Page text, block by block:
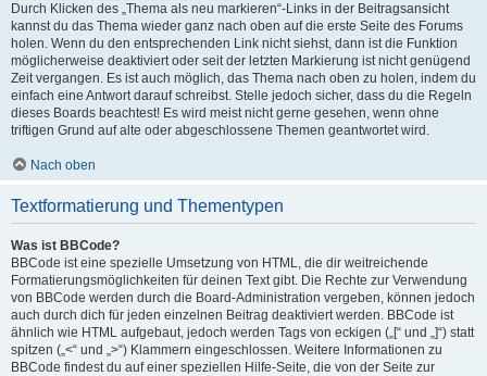
Durch Klicken des „Thema als neu markieren“-Links in der Beitragsansicht
kannst du das Thema wieder ganz nach oben auf die erste Seite des Forums
holen. Wenn du den entsprechenden Link nicht siehst, dann ist die Funktion
möglicherweise deaktiviert oder seit der letzten Markierung ist nicht genügend
Zeit vergangen. Es ist auch möglich, das Thema nach oben zu holen, indem du
einfach eine Antwort darauf schreibst. Stelle jedoch sicher, dass du die Regeln
dieses Boards beachtest! Es wird meist nicht gerne gesehen, wenn ohne
triftigen Grund auf alte oder abgeschlossene Themen geantwortet wird.
Nach oben
Textformatierung und Thementypen
Was ist BBCode?
BBCode ist eine spezielle Umsetzung von HTML, die dir weitreichende
Formatierungsmöglichkeiten für deinen Text gibt. Die Rechte zur Verwendung
von BBCode werden durch die Board-Administration vergeben, können jedoch
auch durch dich für jeden einzelnen Beitrag deaktiviert werden. BBCode ist
ähnlich wie HTML aufgebaut, jedoch werden Tags von eckigen („[“ und „]“) statt
spitzen („<“ und „>“) Klammern eingeschlossen. Weitere Informationen zu
BBCode findest du auf einer speziellen Hilfe-Seite, die von der Seite zur